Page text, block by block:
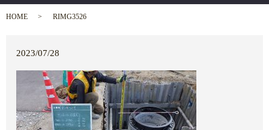
HOME RIMG3526
2023/07/28